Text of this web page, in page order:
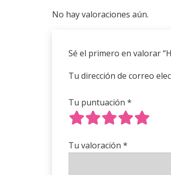
No hay valoraciones aún.
Sé el primero en valorar
Tu dirección de correo
Tu puntuación *
Tu valoración *